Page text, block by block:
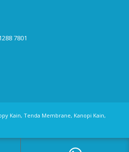
7801
Kain, Tenda Membrane, Kanopi Kain,